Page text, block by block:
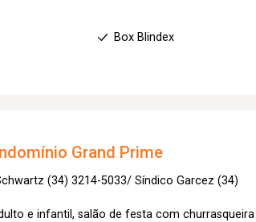
Box Blindex
Grand Prime
(34) 3214-5033/ Síndico Garcez (34)
e infantil, salão de festa com churrasqueira